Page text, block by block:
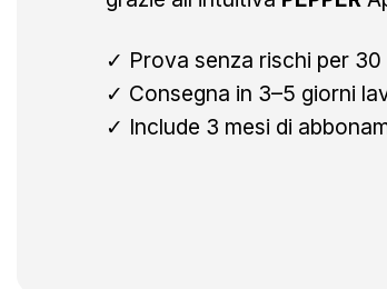
✓ Prova senza rischi per 30
✓ Consegna in 3–5 giorni
✓ Include 3 mesi di